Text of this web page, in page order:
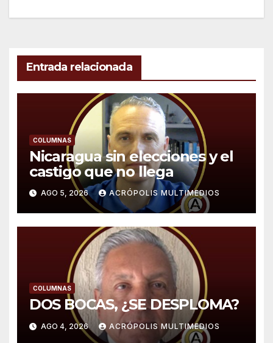
Entrada relacionada
COLUMNAS
Nicaragua sin elecciones y el
castigo que no llega
AGO 5, 2026 ACRÓPOLIS MULTIMEDIOS
COLUMNAS
DOS BOCAS, ¿SE DESPLOMA?
AGO 4, 2026 ACRÓPOLIS MULTIMEDIOS